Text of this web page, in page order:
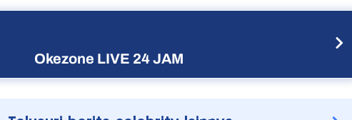
Okezone LIVE 24 JAM